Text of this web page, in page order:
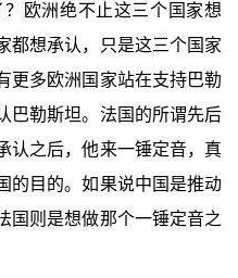
欧洲绝不止这三个国家想
都想承认，只是这三个国家
更多欧洲国家站在支持巴勒
巴勒斯坦。法国的所谓先后
认之后，他来一锤定音，真
的目的。如果说中国是推动
国则是想做那个一锤定音之